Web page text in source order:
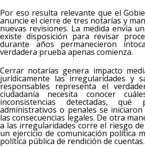
Por eso resulta relevante que el
anuncie el cierre de tres notarías y
nuevas revisiones. La medida envía
existe disposición para revisar
durante años permanecieron
verdadera prueba apenas comienza.
Cerrar notarías genera impacto
jurídicamente las irregularidades y
responsables representa el
ciudadanía necesita conocer
inconsistencias detectadas, qué
administrativos o penales se iniciaron
las consecuencias legales. De otra
a las irregularidades corre el riesgo
un ejercicio de comunicación política
política pública de rendición de cuentas.